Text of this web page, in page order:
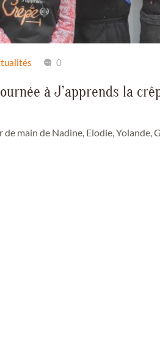
0
à J’apprends la
de main de Nadine, Elodie,